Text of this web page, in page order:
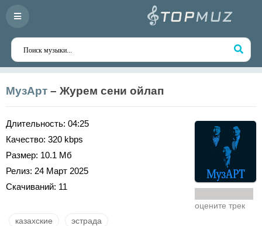
МузАрт – Журем сени ойлап
Длительность: 04:25
Качество: 320 kbps
Размер: 10.1 Мб
Релиз: 24 Март 2025
Скачиваний: 11
оцените трек
казахские эстрада